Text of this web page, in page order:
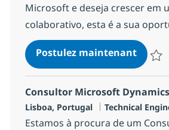
Microsoft e deseja crescer em
colaborativo, esta é a sua
Postulez maintenant
Consultor Microsoft
Localisation
Lisboa, Portugal Catégorie
Technical
Estamos à procura de um